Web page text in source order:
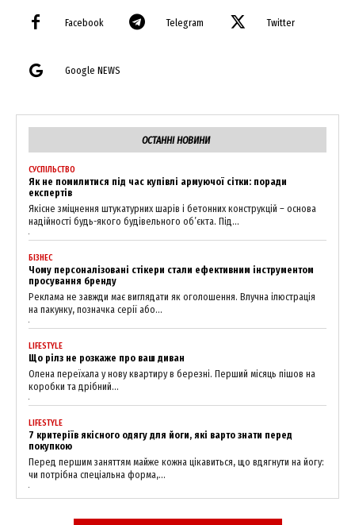
Magazine PRO
Facebook Telegram Twitter
Google NEWS
ОСТАННІ НОВИНИ
СУСПІЛЬСТВО
Як не помилитися під час купівлі армуючої сітки: поради
експертів
Якісне зміцнення штукатурних шарів і бетонних конструкцій – основа
надійності будь-якого будівельного об’єкта. Під...
БІЗНЕС
Чому персоналізовані стікери стали ефективним інструментом
просування бренду
Реклама не завжди має виглядати як оголошення. Влучна ілюстрація
на пакунку, позначка серії або...
LIFESTYLE
Що рілз не розкаже про ваш диван
Олена переїхала у нову квартиру в березні. Перший місяць пішов на
коробки та дрібний...
LIFESTYLE
7 критеріїв якісного одягу для йоги, які варто знати перед
покупкою
Перед першим заняттям майже кожна цікавиться, що вдягнути на йогу:
чи потрібна спеціальна форма,...